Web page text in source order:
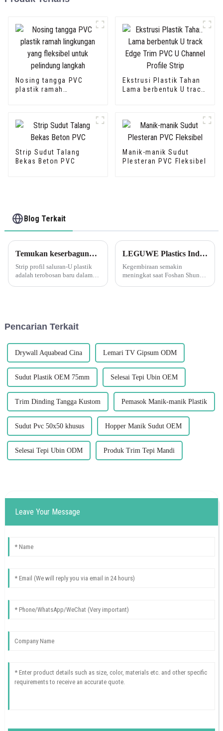
Nosing tangga PVC
plastik ramah
Ekstrusi Plastik Tahan
Lama berbentuk U track
Strip Sudut Talang
Bekas Beton PVC
Manik-manik Sudut
Plesteran PVC Fleksibel
Blog Terkait
Temukan keserbagunaan profil saluran U PVC Leguwe
Strip profil saluran-U plastik
adalah terobosan baru dalam
LEGUWE Plastics Industrial Co., Ltd Bersiap untuk Pameran ARCHIDEX di Malaysia
Kegembiraan semakin
meningkat saat Foshan Shunde
Pencarian Terkait
Drywall Aquabead Cina Lemari TV Gipsum ODM
Sudut Plastik OEM 75mm Selesai Tepi Ubin OEM
Trim Dinding Tangga Kustom Pemasok Manik-manik Plastik
Sudut Pvc 50x50 khusus Hopper Manik Sudut OEM
Selesai Tepi Ubin ODM Produk Trim Tepi Mandi
Leave Your Message